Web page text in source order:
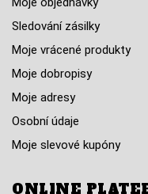
Sledování zásilky
Moje vrácené produkty
Moje dobropisy
Moje adresy
Osobní údaje
Moje slevové kupóny
ONLINE